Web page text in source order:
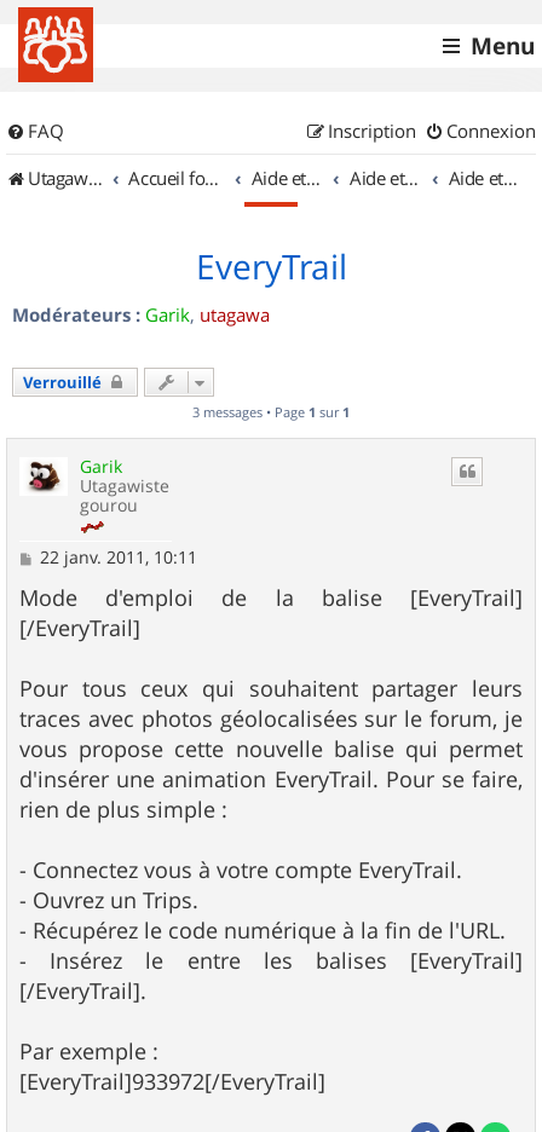
Menu
FAQ Connexion
Inscription
UtagawaVTT (Randos VTT et VTTAE avec traces GPS)
Accueil forum Aide et documentation Aide et documentation Aide et documentation des balises
EveryTrail
Modérateurs : Garik, utagawa
Verrouillé
3 messages • Page 1 sur 1
Garik
Utagawiste
gourou
M
s
s
a
22 janv. 2011, 10:11
Mode d'emploi de la balise [EveryTrail]
[/EveryTrail]
Pour tous ceux qui souhaitent partager leurs
traces avec photos géolocalisées sur le forum, je
vous propose cette nouvelle balise qui permet
d'insérer une animation EveryTrail. Pour se faire,
rien de plus simple :
- Connectez vous à votre compte EveryTrail.
- Ouvrez un Trips.
- Récupérez le code numérique à la fin de l'URL.
- Insérez le entre les balises [EveryTrail]
[/EveryTrail].
Par exemple :
[EveryTrail]933972[/EveryTrail]